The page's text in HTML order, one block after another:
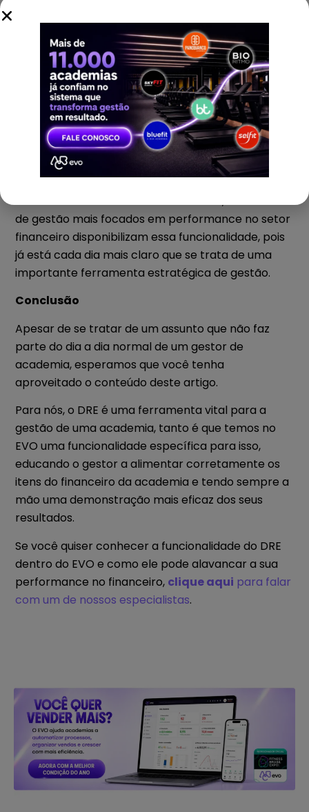
( +-) Resultado não Operacional
( = ) Lucro Antes de Impostos sobre a Renda
( – ) Impostos
( = ) Resultado Líquido ou Lucro ou Prejuízo
Líquido
Hoje em dia, com o auxílio da tecnologia, você não
ter um DRE da sua academia. Inclusive, os sistemas
de gestão mais focados em performance no setor
financeiro disponibilizam essa funcionalidade, pois
já está cada dia mais claro que se trata de uma
importante ferramenta estratégica de gestão.
Conclusão
Apesar de se tratar de um assunto que não faz
parte do dia a dia normal de um gestor de
academia, esperamos que você tenha
aproveitado o conteúdo deste artigo.
Para nós, o DRE é uma ferramenta vital para a
gestão de uma academia, tanto é que temos no
EVO uma funcionalidade específica para isso,
educando o gestor a alimentar corretamente os
itens do financeiro da academia e tendo sempre a
mão uma demonstração mais eficaz dos seus
resultados.
Se você quiser conhecer a funcionalidade do DRE
dentro do EVO e como ele pode alavancar a sua
performance no financeiro, clique aqui para falar
com um de nossos especialistas.